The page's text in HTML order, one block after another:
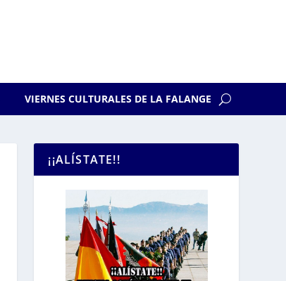
VIERNES CULTURALES DE LA FALANGE
¡¡ALÍSTATE!!